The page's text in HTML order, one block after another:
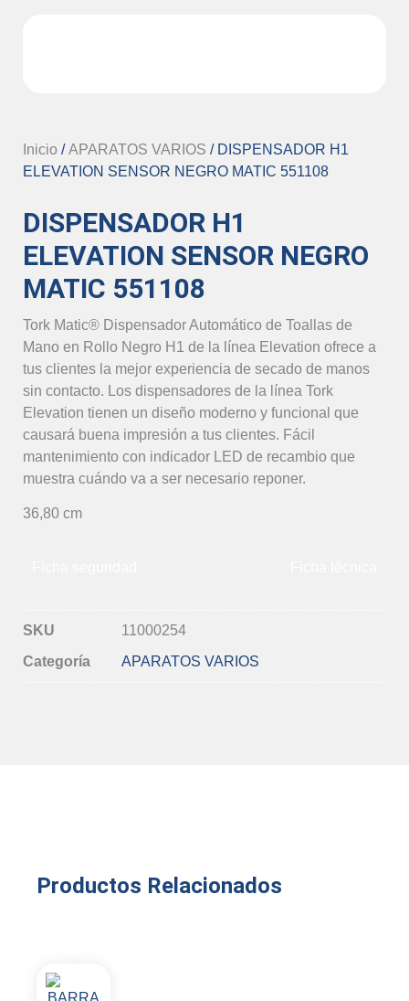
Inicio /APARATOS VARIOS / DISPENSADOR H1
ELEVATION SENSOR NEGRO MATIC 551108
DISPENSADOR H1
ELEVATION SENSOR NEGRO
MATIC 551108
Tork Matic® Dispensador Automático de Toallas de
Mano en Rollo Negro H1 de la línea Elevation ofrece a
tus clientes la mejor experiencia de secado de manos
sin contacto. Los dispensadores de la línea Tork
Elevation tienen un diseño moderno y funcional que
causará buena impresión a tus clientes. Fácil
mantenimiento con indicador LED de recambio que
muestra cuándo va a ser necesario reponer.
36,80 cm
SKU
11000254
Categoría
APARATOS VARIOS
Productos Relacionados